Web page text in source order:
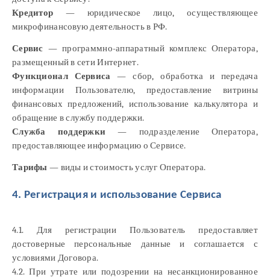
Кредитор — юридическое лицо, осуществляющее
микрофинансовую деятельность в РФ.
Сервис — программно-аппаратный комплекс Оператора,
размещенный в сети Интернет.
Функционал Сервиса — сбор, обработка и передача
информации Пользователю, предоставление витрины
финансовых предложений, использование калькулятора и
обращение в службу поддержки.
Служба поддержки — подразделение Оператора,
предоставляющее информацию о Сервисе.
Тарифы — виды и стоимость услуг Оператора.
4. Регистрация и использование Сервиса
4.1. Для регистрации Пользователь предоставляет
достоверные персональные данные и соглашается с
условиями Договора.
4.2. При утрате или подозрении на несанкционированное